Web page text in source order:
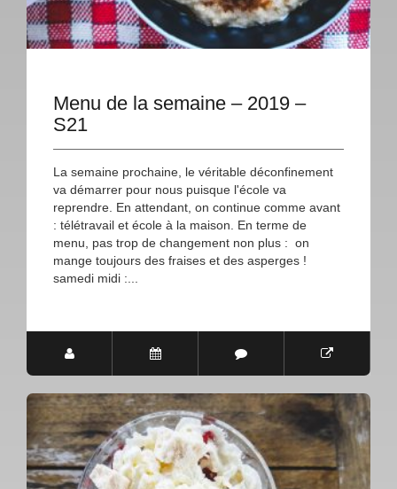
Menu de la semaine – 2019 –
S21
La semaine prochaine, le véritable déconfinement
va démarrer pour nous puisque l'école va
reprendre. En attendant, on continue comme avant
: télétravail et école à la maison. En terme de
menu, pas trop de changement non plus : on
mange toujours des fraises et des asperges !
samedi midi :...